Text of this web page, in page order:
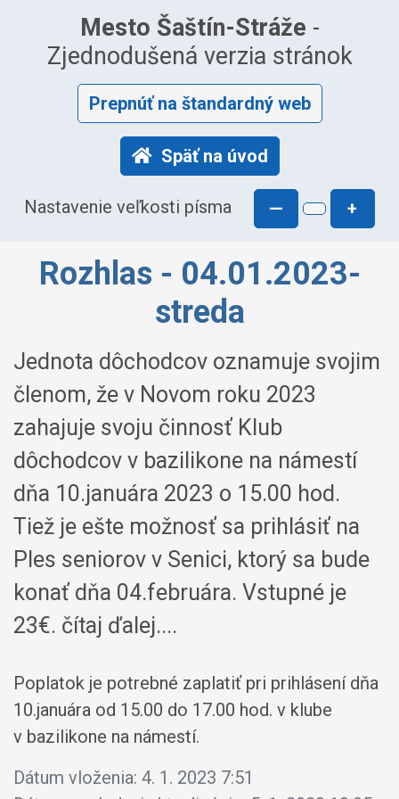
Mesto Šaštín-Stráže -
Zjednodušená verzia stránok
Prepnúť na štandardný web
Späť na úvod
Nastavenie veľkosti písma — +
Rozhlas - 04.01.2023-
streda
Jednota dôchodcov oznamuje svojim
členom, že v Novom roku 2023
zahajuje svoju činnosť Klub
dôchodcov v bazilikone na námestí
dňa 10.januára 2023 o 15.00 hod.
Tiež je ešte možnosť sa prihlásiť na
Ples seniorov v Senici, ktorý sa bude
konať dňa 04.februára. Vstupné je
23€. čítaj ďalej....
Poplatok je potrebné zaplatiť pri prihlásení dňa
10.januára od 15.00 do 17.00 hod. v klube
v bazilikone na námestí.
Dátum vloženia: 4. 1. 2023 7:51